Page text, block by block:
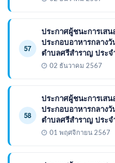
57
ประกาศผู้ชนะการเสน
ประกอบอาหารกลาง
ตำบลศรีสำราญ ประจ
02 ธันวาคม 2567
58
ประกาศผู้ชนะการเสน
ประกอบอาหารกลาง
ตำบลศรีสำราญ ประ
01 พฤศจิกายน 2567